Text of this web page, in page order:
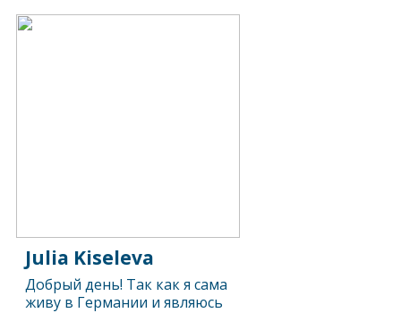
Julia Kiseleva
Добрый день! Так как я сама
живу в Германии и являюсь